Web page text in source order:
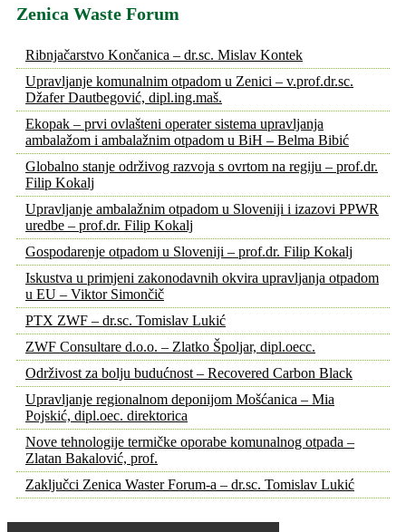
Zenica Waste Forum
Ribnjačarstvo Končanica – dr.sc. Mislav Kontek
Upravljanje komunalnim otpadom u Zenici – v.prof.dr.sc.
Džafer Dautbegović, dipl.ing.maš.
Ekopak – prvi ovlašteni operater sistema upravljanja
ambalažom i ambalažnim otpadom u BiH – Belma Bibić
Globalno stanje održivog razvoja s ovrtom na regiju – prof.dr.
Filip Kokalj
Upravljanje ambalažnim otpadom u Sloveniji i izazovi PPWR
uredbe – prof.dr. Filip Kokalj
Gospodarenje otpadom u Sloveniji – prof.dr. Filip Kokalj
Iskustva u primjeni zakonodavnih okvira upravljanja otpadom
u EU – Viktor Simončič
PTX ZWF – dr.sc. Tomislav Lukić
ZWF Consultare d.o.o. – Zlatko Špoljar, dipl.oecc.
Održivost za bolju budućnost – Recovered Carbon Black
Upravljanje regionalnom deponijom Mošćanica – Mia
Pojskić, dipl.oec. direktorica
Nove tehnologije termičke oporabe komunalnog otpada –
Zlatan Bakalović, prof.
Zaključci Zenica Waster Forum-a – dr.sc. Tomislav Lukić